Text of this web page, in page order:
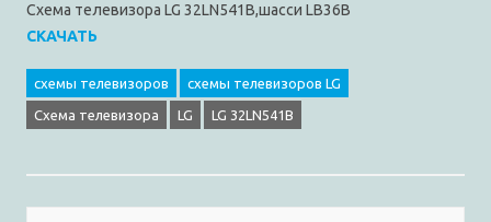
Схема телевизора LG 32LN541B,шасси LB36B
СКАЧАТЬ
схемы телевизоров схемы телевизоров LG
Cхема телевизора LG LG 32LN541B